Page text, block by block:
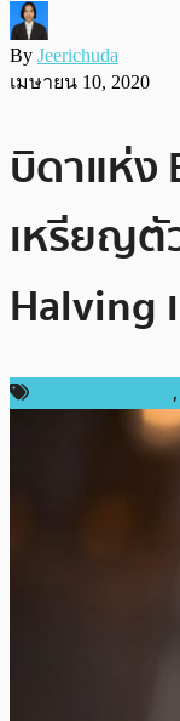
By Jeerichuda
เมษายน 10, 2020
บิดาแห่ง
เหรียญตั
Halving
,